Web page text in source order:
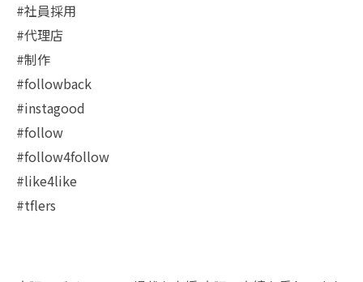
#社員採用
#代理店
#制作
#followback
#instagood
#follow
#follow4follow
#like4like
#tflers